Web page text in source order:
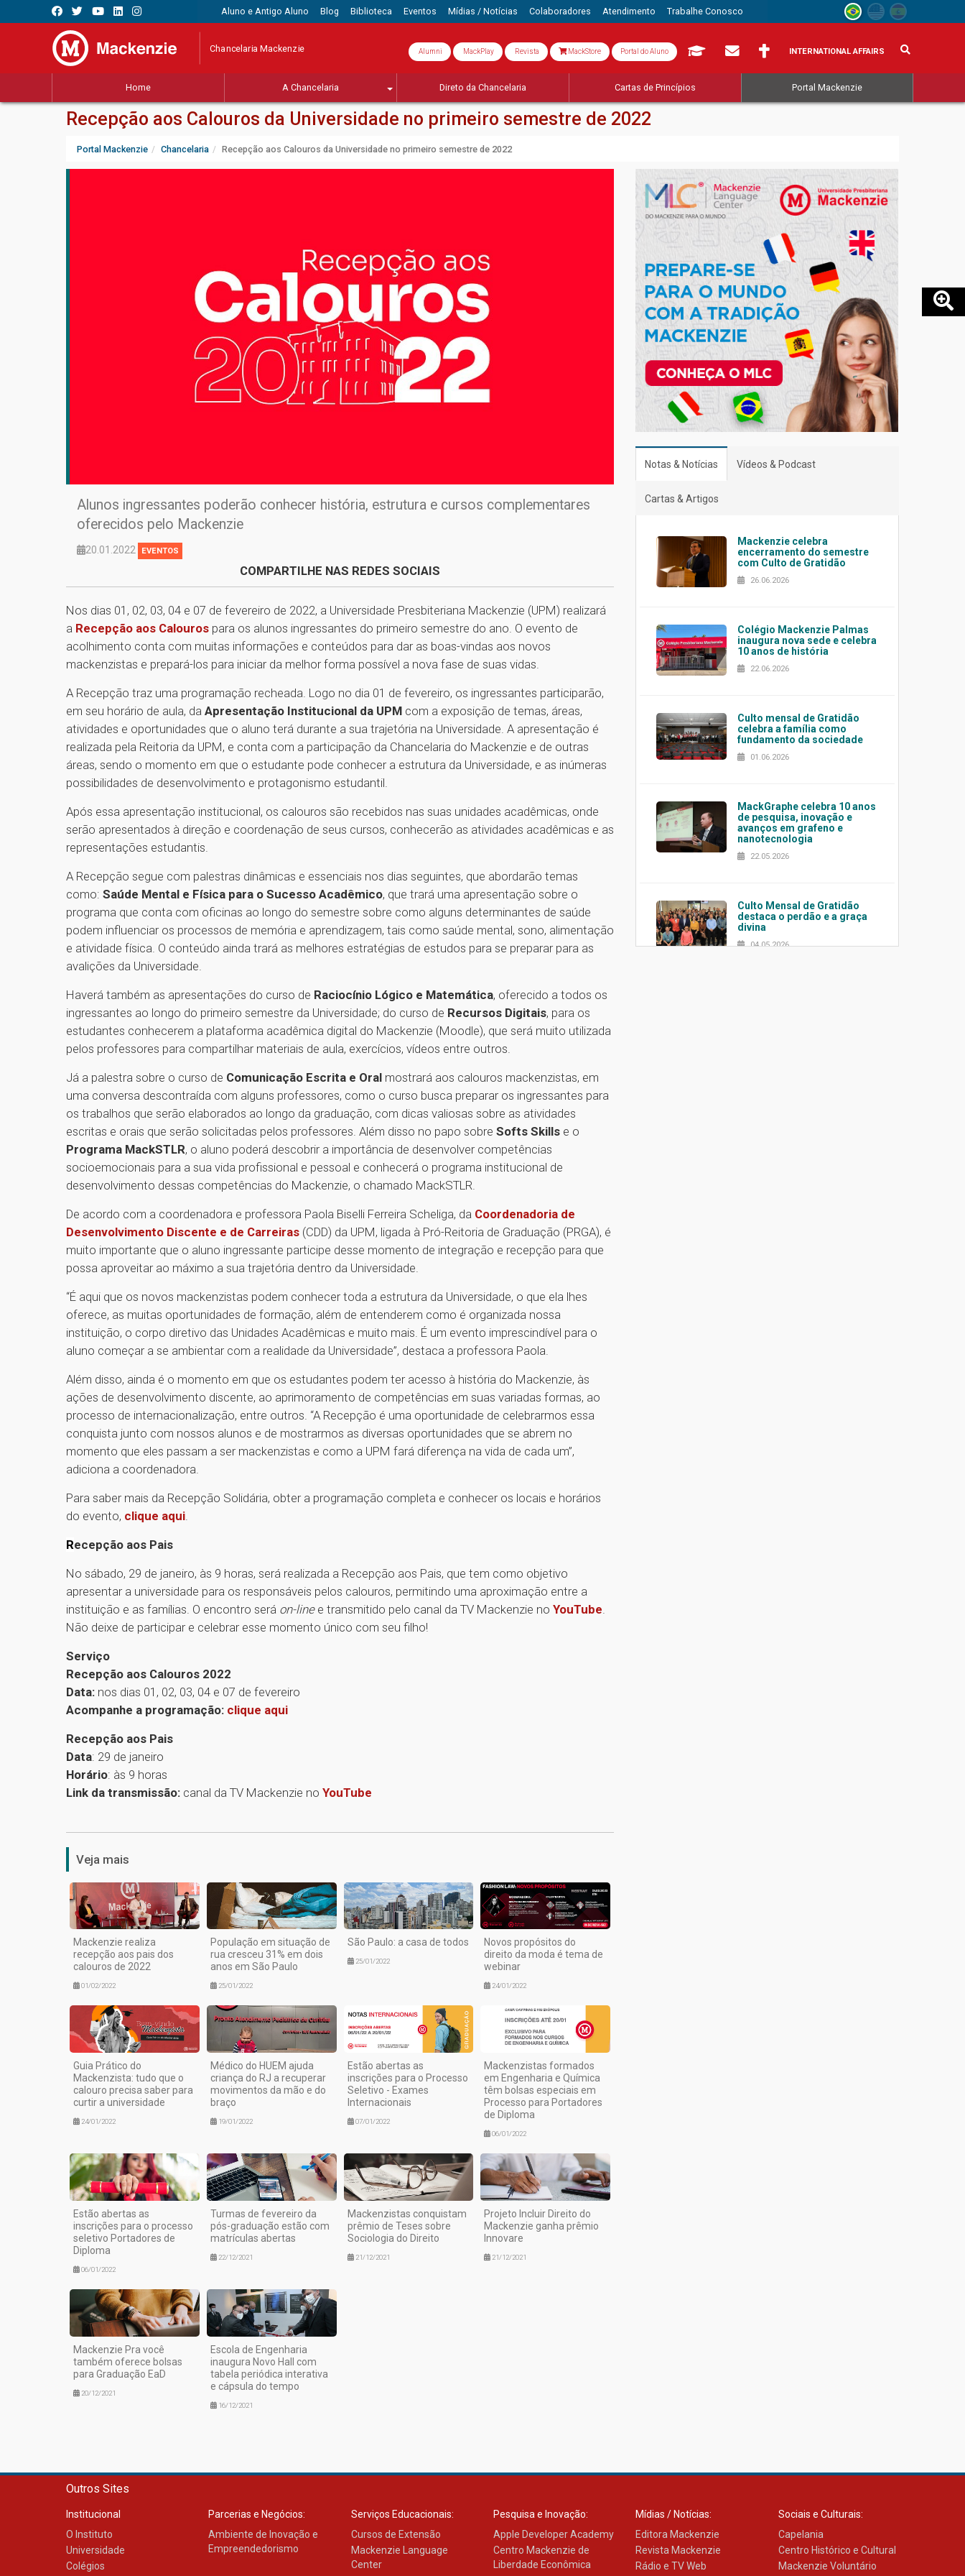
Aluno e Antigo Aluno Blog Biblioteca Eventos Mídias / Notícias Colaboradores Atendimento Trabalhe Conosco
Chancelaria Mackenzie Alumni MackPlay Revista MackStore Portal do Aluno INTERNATIONAL AFFAIRS
Home A Chancelaria Direto da Chancelaria Cartas de Princípios Portal Mackenzie
Recepção aos Calouros da Universidade no primeiro semestre de 2022
Portal Mackenzie Chancelaria Recepção aos Calouros da Universidade no primeiro semestre de 2022
Alunos ingressantes poderão conhecer história, estrutura e cursos complementares
oferecidos pelo Mackenzie
20.01.2022 EVENTOS
COMPARTILHE NAS REDES SOCIAIS
Nos dias 01, 02, 03, 04 e 07 de fevereiro de 2022, a Universidade Presbiteriana Mackenzie (UPM) realizará
a Recepção aos Calouros para os alunos ingressantes do primeiro semestre do ano. O evento de
acolhimento conta com muitas informações e conteúdos para dar as boas-vindas aos novos
mackenzistas e prepará-los para iniciar da melhor forma possível a nova fase de suas vidas.
A Recepção traz uma programação recheada. Logo no dia 01 de fevereiro, os ingressantes participarão,
em seu horário de aula, da Apresentação Institucional da UPM com a exposição de temas, áreas,
atividades e oportunidades que o aluno terá durante a sua trajetória na Universidade. A apresentação é
realizada pela Reitoria da UPM, e conta com a participação da Chancelaria do Mackenzie e de outras
áreas, sendo o momento em que o estudante pode conhecer a estrutura da Universidade, e as inúmeras
possibilidades de desenvolvimento e protagonismo estudantil.
Após essa apresentação institucional, os calouros são recebidos nas suas unidades acadêmicas, onde
serão apresentados à direção e coordenação de seus cursos, conhecerão as atividades acadêmicas e as
representações estudantis.
A Recepção segue com palestras dinâmicas e essenciais nos dias seguintes, que abordarão temas
como: Saúde Mental e Física para o Sucesso Acadêmico, que trará uma apresentação sobre o
programa que conta com oficinas ao longo do semestre sobre como alguns determinantes de saúde
podem influenciar os processos de memória e aprendizagem, tais como saúde mental, sono, alimentação
e atividade física. O conteúdo ainda trará as melhores estratégias de estudos para se preparar para as
avalições da Universidade.
Haverá também as apresentações do curso de Raciocínio Lógico e Matemática, oferecido a todos os
ingressantes ao longo do primeiro semestre da Universidade; do curso de Recursos Digitais, para os
estudantes conhecerem a plataforma acadêmica digital do Mackenzie (Moodle), que será muito utilizada
pelos professores para compartilhar materiais de aula, exercícios, vídeos entre outros.
Já a palestra sobre o curso de Comunicação Escrita e Oral mostrará aos calouros mackenzistas, em
uma conversa descontraída com alguns professores, como o curso busca preparar os ingressantes para
os trabalhos que serão elaborados ao longo da graduação, com dicas valiosas sobre as atividades
escritas e orais que serão solicitadas pelos professores. Além disso no papo sobre Softs Skills e o
Programa MackSTLR, o aluno poderá descobrir a importância de desenvolver competências
socioemocionais para a sua vida profissional e pessoal e conhecerá o programa institucional de
desenvolvimento dessas competências do Mackenzie, o chamado MackSTLR.
De acordo com a coordenadora e professora Paola Biselli Ferreira Scheliga, da Coordenadoria de
Desenvolvimento Discente e de Carreiras (CDD) da UPM, ligada à Pró-Reitoria de Graduação (PRGA), é
muito importante que o aluno ingressante participe desse momento de integração e recepção para que
possa aproveitar ao máximo a sua trajetória dentro da Universidade.
“É aqui que os novos mackenzistas podem conhecer toda a estrutura da Universidade, o que ela lhes
oferece, as muitas oportunidades de formação, além de entenderem como é organizada nossa
instituição, o corpo diretivo das Unidades Acadêmicas e muito mais. É um evento imprescindível para o
aluno começar a se ambientar com a realidade da Universidade”, destaca a professora Paola.
Além disso, ainda é o momento em que os estudantes podem ter acesso à história do Mackenzie, às
ações de desenvolvimento discente, ao aprimoramento de competências em suas variadas formas, ao
processo de internacionalização, entre outros. “A Recepção é uma oportunidade de celebrarmos essa
conquista junto com nossos alunos e de mostrarmos as diversas oportunidades que se abrem no
momento que eles passam a ser mackenzistas e como a UPM fará diferença na vida de cada um”,
adiciona a coordenadora.
Para saber mais da Recepção Solidária, obter a programação completa e conhecer os locais e horários
do evento, clique aqui
Recepção aos Pais
No sábado, 29 de janeiro, às 9 horas, será realizada a Recepção aos Pais, que tem como objetivo
apresentar a universidade para os responsáveis pelos calouros, permitindo uma aproximação entre a
instituição e as famílias. O encontro será on-linee transmitido pelo canal da TV Mackenzie no YouTube
Não deixe de participar e celebrar esse momento único com seu filho!
Serviço
Recepção aos Calouros 2022
Data: nos dias 01, 02, 03, 04 e 07 de fevereiro
Acompanhe a programação: clique aqui
Recepção aos Pais
Data: 29 de janeiro
Horário: às 9 horas
Link da transmissão: canal da TV Mackenzie no YouTube
1
Veja mais
Mackenzie realiza
recepção aos pais dos
calouros de 2022
01/02/2022
População em situação de
rua cresceu 31% em dois
anos em São Paulo
25/01/2022
São Paulo: a casa de todos
25/01/2022
Novos propósitos do
direito da moda é tema de
webinar
24/01/2022
Guia Prático do
Mackenzista: tudo que o
calouro precisa saber para
curtir a universidade
24/01/2022
Médico do HUEM ajuda
criança do RJ a recuperar
movimentos da mão e do
braço
19/01/2022
Estão abertas as
inscrições para o Processo
Seletivo - Exames
Internacionais
07/01/2022
Mackenzistas formados
em Engenharia e Química
têm bolsas especiais em
Processo para Portadores
de Diploma
06/01/2022
Estão abertas as
inscrições para o processo
seletivo Portadores de
Diploma
06/01/2022
Turmas de fevereiro da
pós-graduação estão com
matrículas abertas
22/12/2021
Mackenzistas conquistam
prêmio de Teses sobre
Sociologia do Direito
21/12/2021
Projeto Incluir Direito do
Mackenzie ganha prêmio
Innovare
21/12/2021
Mackenzie Pra você
também oferece bolsas
para Graduação EaD
20/12/2021
Escola de Engenharia
inaugura Novo Hall com
tabela periódica interativa
e cápsula do tempo
16/12/2021
Notas & Notícias Vídeos & Podcast
Cartas & Artigos
Mackenzie celebra
encerramento do semestre
com Culto de Gratidão
26.06.2026
Colégio Mackenzie Palmas
inaugura nova sede e celebra
10 anos de história
22.06.2026
Culto mensal de Gratidão
celebra a família como
fundamento da sociedade
01.06.2026
MackGraphe celebra 10 anos
de pesquisa, inovação e
avanços em grafeno e
nanotecnologia
22.05.2026
Culto Mensal de Gratidão
destaca o perdão e a graça
divina
04.05.2026
Outros Sites
Institucional
O Instituto
Universidade
Colégios
Parcerias e Negócios:
Ambiente de Inovação e
Empreendedorismo
Serviços Educacionais:
Cursos de Extensão
Mackenzie Language
Center
Pesquisa e Inovação:
Apple Developer Academy
Centro Mackenzie de
Liberdade Econômica
Mídias / Notícias:
Editora Mackenzie
Revista Mackenzie
Rádio e TV Web
Sociais e Culturais:
Capelania
Centro Histórico e Cultural
Mackenzie Voluntário